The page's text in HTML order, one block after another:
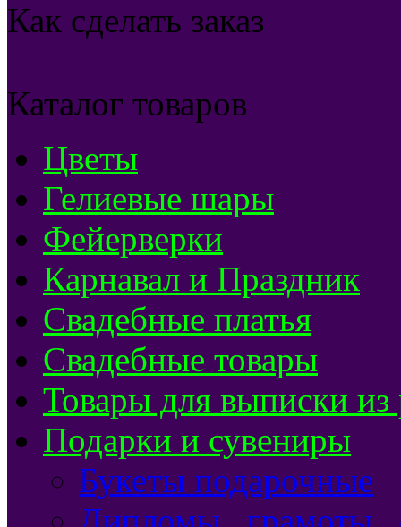
Как сделать заказ
Каталог товаров
Цветы
Гелиевые шары
Фейерверки
Карнавал и Праздник
Свадебные платья
Свадебные товары
Товары для выписки из
Подарки и сувениры
Букеты подарочные